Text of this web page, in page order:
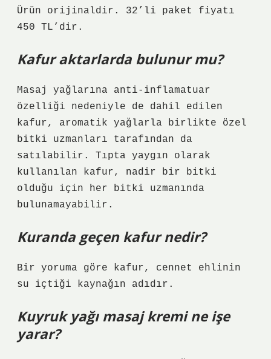
Ürün orijinaldir. 32’li paket fiyatı
450 TL’dir.
Kafur aktarlarda bulunur mu?
Masaj yağlarına anti-inflamatuar
özelliği nedeniyle de dahil edilen
kafur, aromatik yağlarla birlikte özel
bitki uzmanları tarafından da
satılabilir. Tıpta yaygın olarak
kullanılan kafur, nadir bir bitki
olduğu için her bitki uzmanında
bulunamayabilir.
Kuranda geçen kafur nedir?
Bir yoruma göre kafur, cennet ehlinin
su içtiği kaynağın adıdır.
Kuyruk yağı masaj kremi ne işe
yarar?